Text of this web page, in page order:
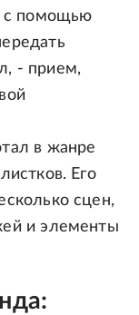
с помощью
- прием,
в жанре
Его
сцен,
и элементы